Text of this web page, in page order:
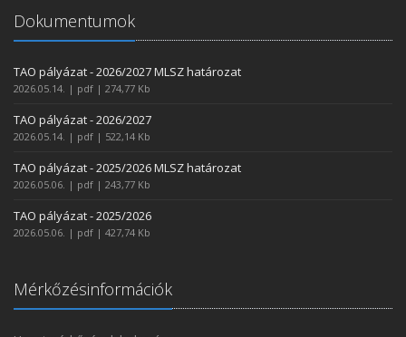
Dokumentumok
TAO pályázat - 2026/2027 MLSZ határozat
2026.05.14. | pdf | 274,77 Kb
TAO pályázat - 2026/2027
2026.05.14. | pdf | 522,14 Kb
TAO pályázat - 2025/2026 MLSZ határozat
2026.05.06. | pdf | 243,77 Kb
TAO pályázat - 2025/2026
2026.05.06. | pdf | 427,74 Kb
Mérkőzésinformációk